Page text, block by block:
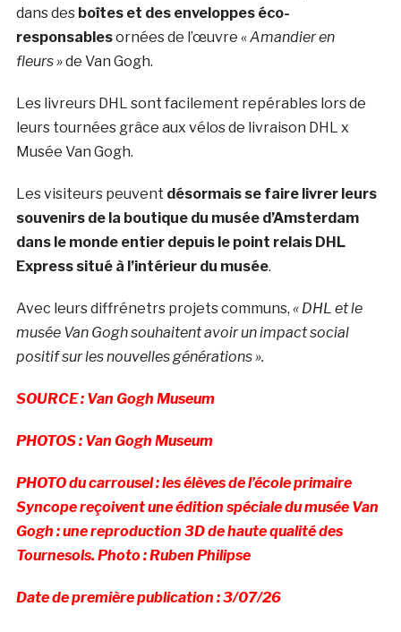
dans des boîtes et des enveloppes éco-
responsablesornées de l’œuvre «Amandier en
fleurs »de Van Gogh.
Les livreurs DHL sont facilement repérables lors de
leurs tournées grâce aux vélos de livraison DHL x
Musée Van Gogh.
Les visiteurs peuvent désormais se faire livrer leurs
souvenirs de la boutique du musée d’Amsterdam
dans le monde entier depuis le point relais DHL
Express situé à l’intérieur du musée.
Avec leurs diffrénetrs projets communs, « DHL et le
musée Van Gogh souhaitent avoir un impact social
positif sur les nouvelles générations ».
SOURCE : Van Gogh Museum
PHOTOS : Van Gogh Museum
PHOTO du carrousel : les élèves de l’école primaire
Syncope reçoivent une édition spéciale du musée Van
Gogh : une reproduction 3D de haute qualité des
Tournesols. Photo : Ruben Philipse
Date de première publication : 3/07/26